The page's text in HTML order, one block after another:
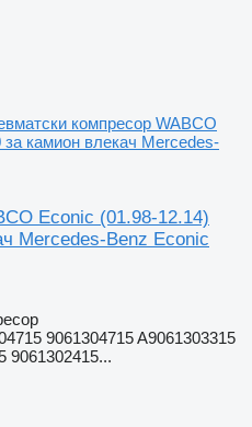
компресор WABCO
камион влекач Mercedes-
Econic (01.98-12.14)
Mercedes-Benz Econic
9061304715 A9061303315
9061302415...